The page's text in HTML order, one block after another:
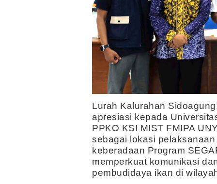
Lurah Kalurahan
apresiasi kepada
PPKO KSI MIST FMIPA
sebagai lokasi
keberadaan Program
memperkuat komunikasi
pembudidaya ikan di